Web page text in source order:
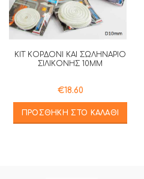
ΚΙΤ ΚΟΡΔΟΝΙ ΚΑΙ ΣΩΛΗΝΑΡΙΟ
ΣΙΛΙΚΟΝΗΣ 10MM
€18.60
ΠΡΟΣΘΉΚΗ ΣΤΟ ΚΑΛΆΘΙ